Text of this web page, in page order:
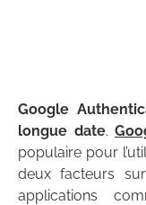
Google
longue date.
populaire pour
deux facteurs
applications